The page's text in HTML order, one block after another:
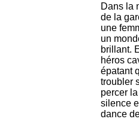
Dans la
de la
une
un
brillant.
héros
épatant
troubler
percer
silence
dance